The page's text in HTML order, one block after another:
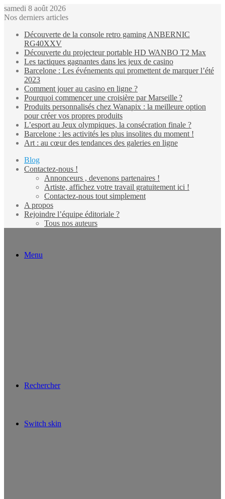
samedi 8 août 2026
Nos derniers articles
Découverte de la console retro gaming ANBERNIC
RG40XXV
Découverte du projecteur portable HD WANBO T2 Max
Les tactiques gagnantes dans les jeux de casino
Barcelone : Les événements qui promettent de marquer l’été
2023
Comment jouer au casino en ligne ?
Pourquoi commencer une croisière par Marseille ?
Produits personnalisés chez Wanapix : la meilleure option
pour créer vos propres produits
L’esport au Jeux olympiques, la consécration finale ?
Barcelone : les activités les plus insolites du moment !
Art : au cœur des tendances des galeries en ligne
Blog
Contactez-nous !
Annonceurs , devenons partenaires !
Artiste, affichez votre travail gratuitement ici !
Contactez-nous tout simplement
A propos
Rejoindre l’équipe éditoriale ?
Tous nos auteurs
Menu
Rechercher
Switch skin